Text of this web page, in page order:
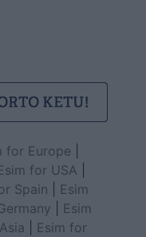
for Europe
for USA
Spain
Esim
Esim
Esim for